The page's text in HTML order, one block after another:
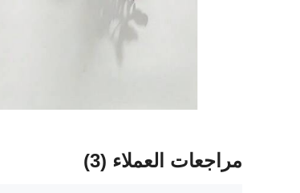
مراجعات العملاء (3)